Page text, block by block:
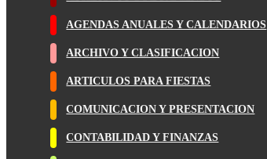
AGENDAS ANUALES Y CALENDARIOS
ARCHIVO Y CLASIFICACION
ARTICULOS PARA FIESTAS
COMUNICACION Y PRESENTACION
CONTABILIDAD Y FINANZAS